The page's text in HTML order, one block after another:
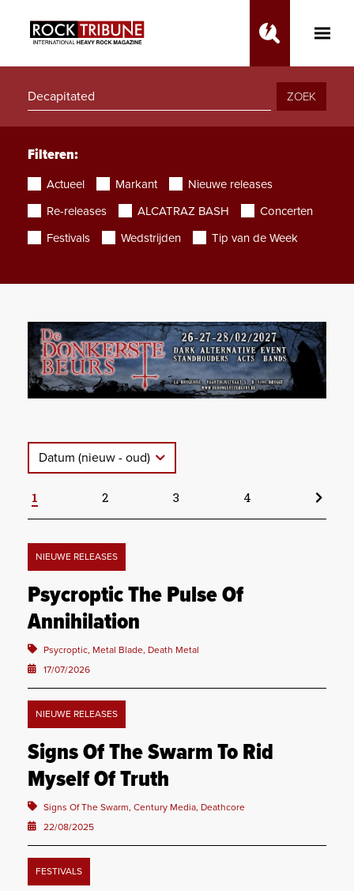
Toggle
ZOEK
Filteren:
Actueel Markant
Nieuwe releases
Re-releases
ALCATRAZ BASH
Concerten
Festivals
Wedstrijden Tip van de Week
Datum (nieuw - oud)
1 2 3 4
NIEUWE RELEASES
Psycroptic The Pulse Of
Annihilation
Psycroptic, Metal Blade, Death Metal
17/07/2026
NIEUWE RELEASES
Signs Of The Swarm To Rid
Myself Of Truth
Signs Of The Swarm, Century Media, Deathcore
22/08/2025
FESTIVALS